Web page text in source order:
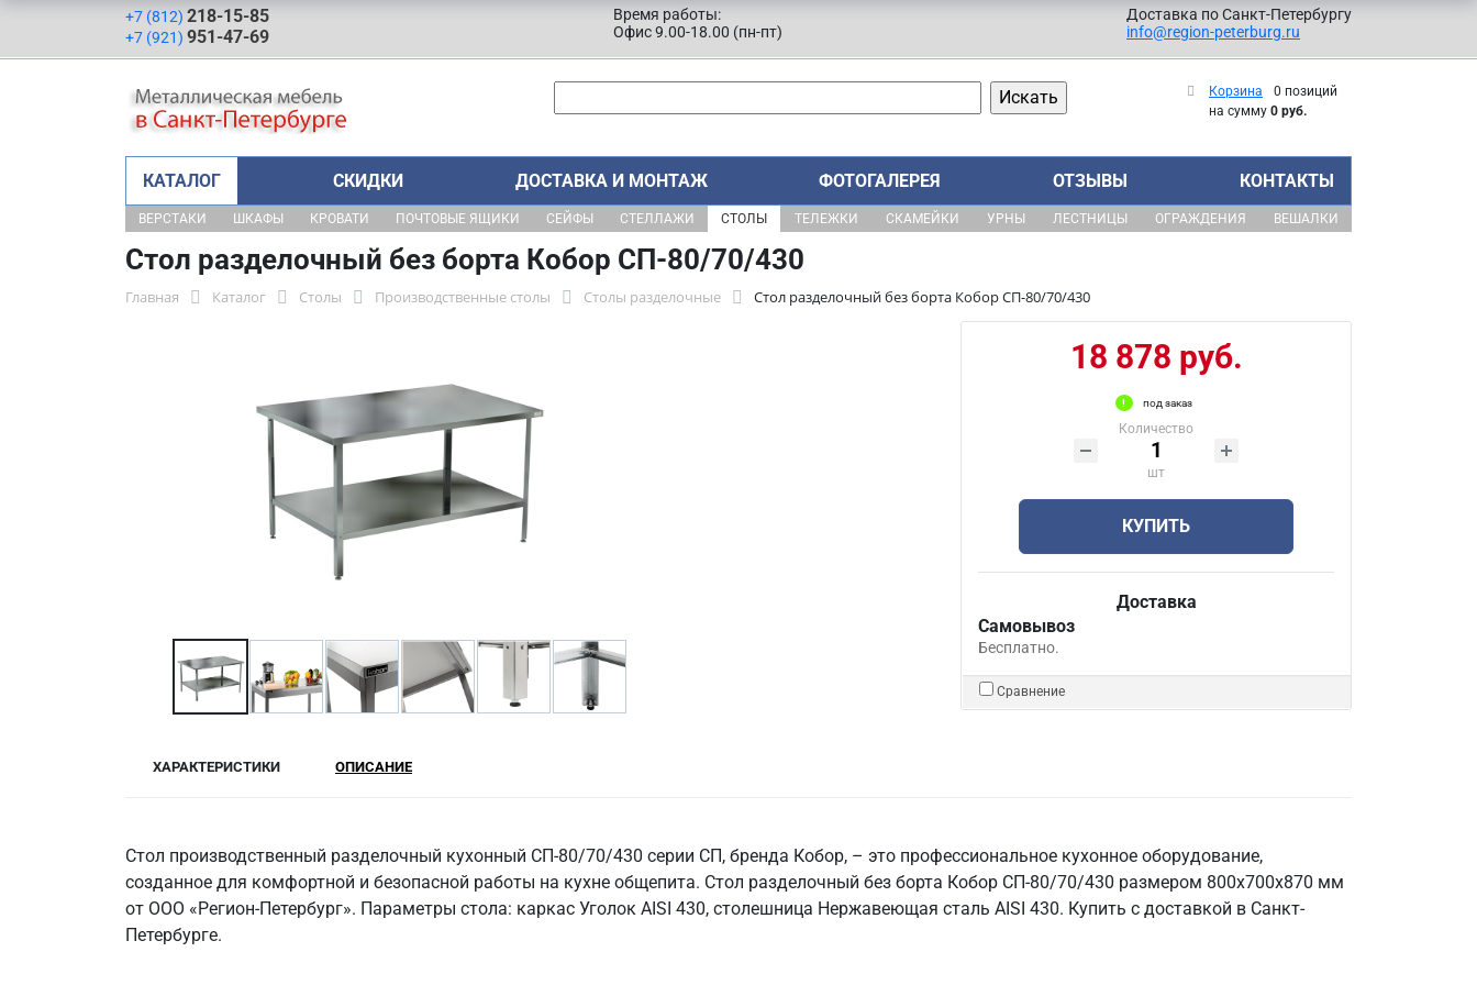
+7 (812) 218-15-85
+7 (921) 951-47-69
Время работы:
Офис 9.00-18.00 (пн-пт)
Доставка по Санкт-Петербургу
info@region-peterburg.ru
Корзина
0 позиций
на сумму 0 руб.
КАТАЛОГ СКИДКИ ДОСТАВКА И МОНТАЖ ФОТОГАЛЕРЕЯ ОТЗЫВЫ КОНТАКТЫ
ВЕРСТАКИ ШКАФЫ КРОВАТИ ПОЧТОВЫЕ ЯЩИКИ СЕЙФЫ СТЕЛЛАЖИ СТОЛЫ ТЕЛЕЖКИ СКАМЕЙКИ УРНЫ ЛЕСТНИЦЫ ОГРАЖДЕНИЯ ВЕШАЛКИ
Стол разделочный без борта Кобор СП-80/70/430
Главная Каталог Столы Производственные столы Столы разделочные Стол разделочный без борта Кобор СП-80/70/430
18 878 руб.
под заказ
Количество
шт
КУПИТЬ
Доставка
Самовывоз
Бесплатно.
Сравнение
ХАРАКТЕРИСТИКИ ОПИСАНИЕ
Стол производственный разделочный кухонный СП-80/70/430 серии СП, бренда Кобор, – это профессиональное кухонное оборудование,
созданное для комфортной и безопасной работы на кухне общепита. Стол разделочный без борта Кобор СП-80/70/430 размером 800х700х870 мм
от ООО «Регион-Петербург». Параметры стола: каркас Уголок AISI 430, столешница Нержавеющая сталь AISI 430. Купить с доставкой в Санкт-
Петербурге.